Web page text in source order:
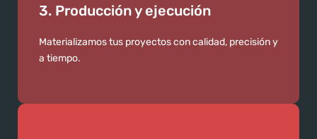
3. Producción y ejecución
Materializamos tus proyectos con calidad, precisión y
a tiempo.